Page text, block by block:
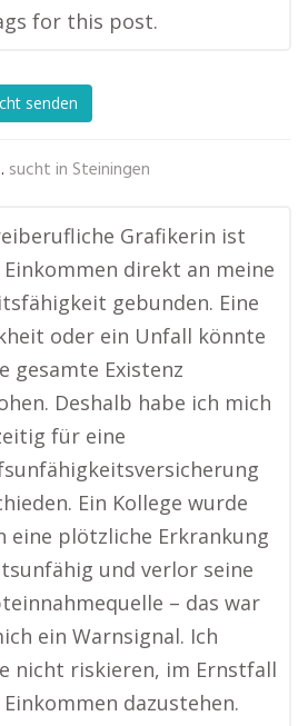
for this post.
senden
sucht in Steiningen
Grafikerin ist
Einkommen direkt an meine
gebunden. Eine
oder ein Unfall könnte
gesamte Existenz
Deshalb habe ich mich
für eine
Ein Kollege wurde
eine plötzliche Erkrankung
und verlor seine
– das war
ein Warnsignal. Ich
nicht riskieren, im Ernstfall
dazustehen.